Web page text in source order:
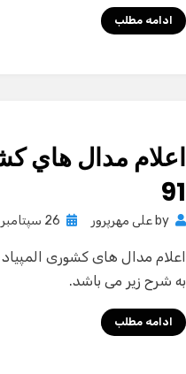
ادامه مطلب
اعلام مدال هاي
91
by علی مهرپرور
Posted
26 سپتامبر , 2012
به شرح زیر می باشد.
ادامه مطلب